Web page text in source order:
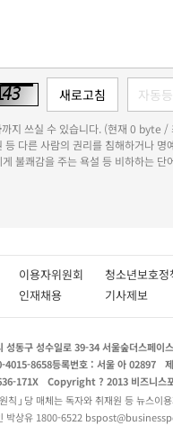
까지 쓰실 수 있습니다. (현재 0 byte
등 다른 사람의 권리를 침해하거나
불쾌감을 주는 욕설 등 비하하는
이용자위원회 청소년보호
인재채용 기사제보
성동구 성수일로 39-34 서울숲더스페이
4015-8658등록번호 : 서울 아 02897
171X
Copyright ? 2013 비즈니
칙
당 매체는 독자와 취재원 등 뉴스이
박상유 1800-6522